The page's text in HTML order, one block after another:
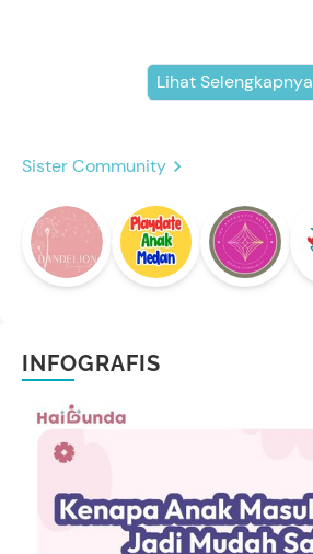
Lihat Selengkapnya
Sister Community
INFOGRAFIS